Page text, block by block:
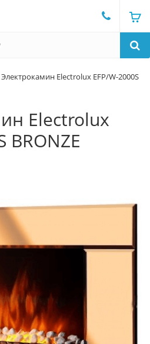
Электрокамин Electrolux EFP/W-2000S
Electrolux
BRONZE